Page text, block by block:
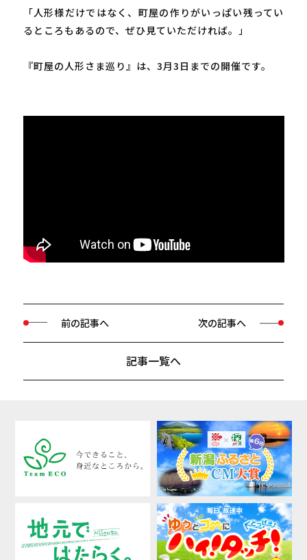
「人形様だけではなく、町屋の作りがいっぱい残ってい
るところもあるので、ぜひ見ていただければ。」
『町屋の人形さま巡り』は、3月3日までの開催です。
前の記事へ
記事一覧へ
次の記事へ